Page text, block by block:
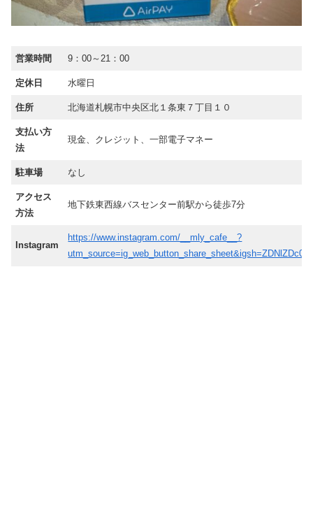
営業時間 9：00～21：00
定休日 水曜日
住所 北海道札幌市中央区北１条東７丁目１０
支払い方
法
現金、クレジット、一部電子マネー
駐車場 なし
アクセス
方法
地下鉄東西線バスセンター前駅から徒歩7分
Instagram
https://www.instagram.com/__mly_cafe__?